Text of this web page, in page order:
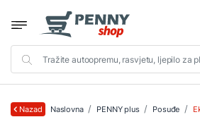
Nazad Naslovna PENNY plus Posuđe